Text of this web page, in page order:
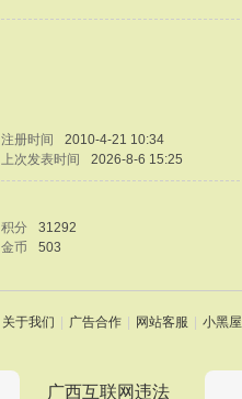
注册时间 2010-4-21 10:34
上次发表时间 2026-8-6 15:25
积分 31292
金币 503
关于我们 广告合作 网站客服 小黑屋
广西互联网违法